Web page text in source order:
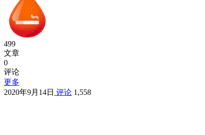
499
文章
0
评论
更多
2020年9月14日 评论 1,558